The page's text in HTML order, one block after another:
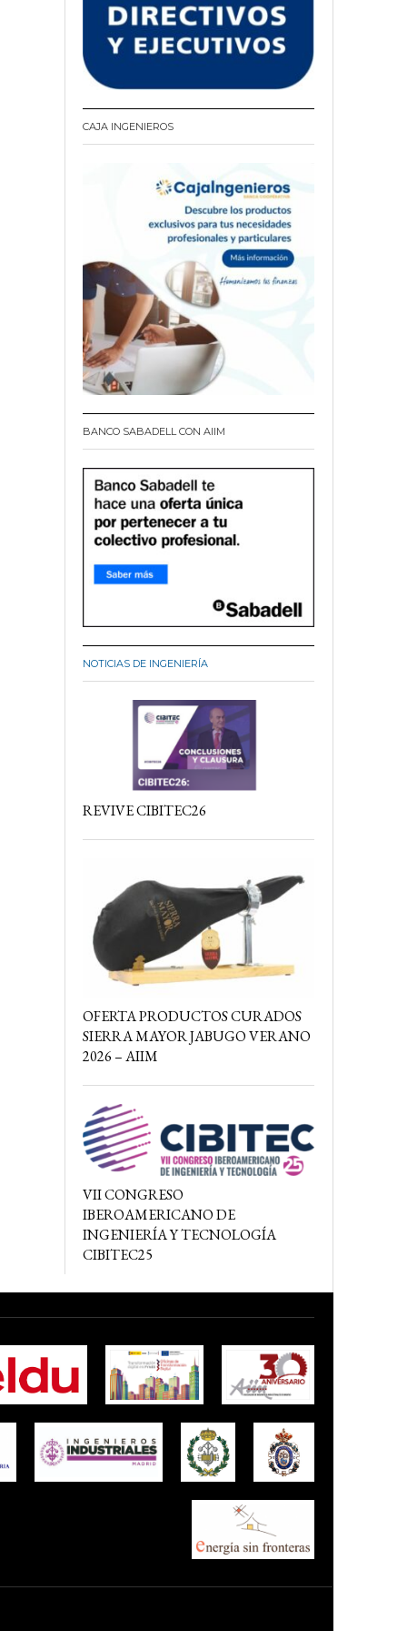
CAJA INGENIEROS
BANCO SABADELL CON AIIM
NOTICIAS DE INGENIERÍA
REVIVE CIBITEC26
OFERTA PRODUCTOS CURADOS
SIERRA MAYOR JABUGO VERANO
2026 – AIIM
VII CONGRESO
IBEROAMERICANO DE
INGENIERÍA Y TECNOLOGÍA
CIBITEC25